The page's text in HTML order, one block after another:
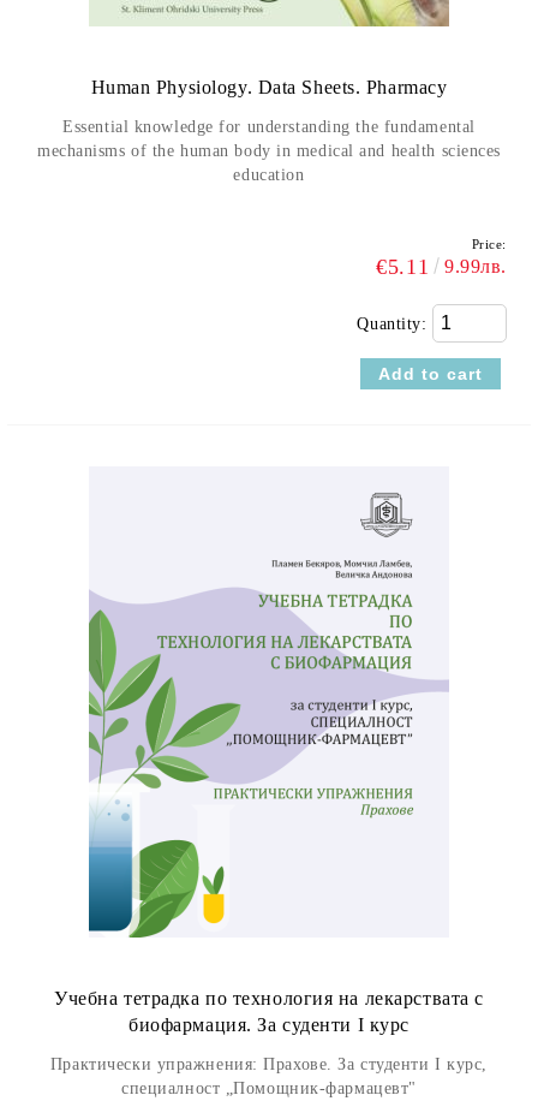
Human Physiology. Data Sheets. Pharmacy
Еssential knowledge for understanding the fundamental
mechanisms of the human body in medical and health sciences
education
Price:
€5.11 9.99лв.
Quantity:
Учебна тетрадка по технология на лекарствата с
биофармация. За суденти I курс
Практически упражнения: Прахове. За студенти I курс,
специалност „Помощник-фармацевт"